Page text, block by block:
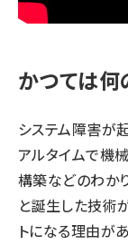
かつては何
システム障害が
アルタイムで機
構築などのわか
と誕生した技術
トになる理由があ